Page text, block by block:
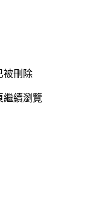
被刪除
繼續瀏覽